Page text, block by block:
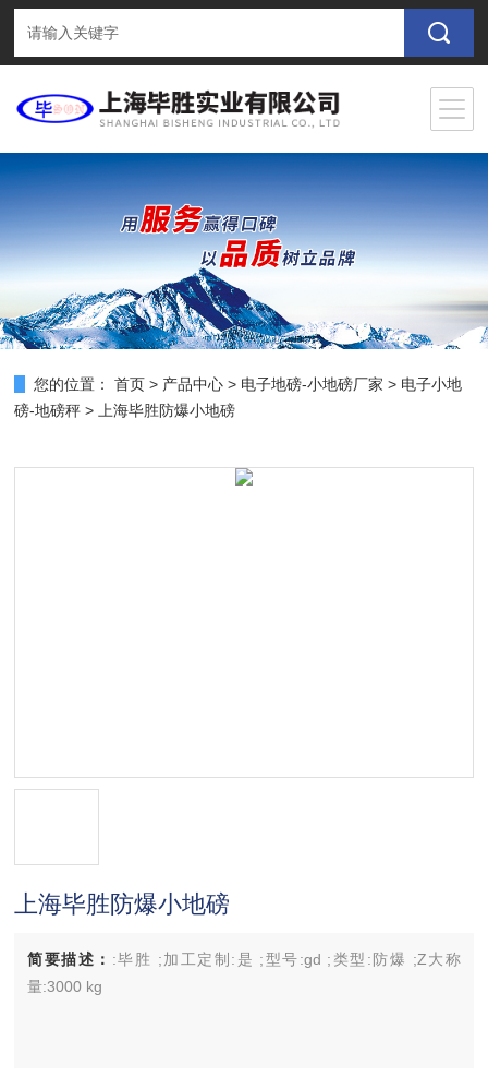
您的位置： 首页 > 产品中心 > 电子地磅-小地磅厂家 > 电子小地
磅-地磅秤 > 上海毕胜防爆小地磅
上海毕胜防爆小地磅
简要描述： :毕胜 ;加工定制:是 ;型号:gd ;类型:防爆 ;Z大称
量:3000 kg